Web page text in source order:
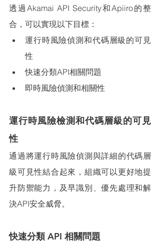
透過 Akamai API Security和Apiiro的整
合，可以實現以下目標：
運行時風險偵測和代碼層級的可見
性
快速分類API相關問題
即時風險偵測和相關性
運行時風險檢測和代碼層級的可見
性
通過將運行時風險偵測與詳細的代碼層
級可見性結合起來 ， 組織可以更好地提
升防禦能力，及早識別、優先處理和解
決API安全威脅。
快速分類 API 相關問題